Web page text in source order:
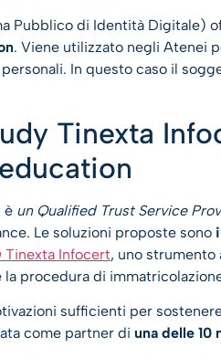
Pubblico di Identità Digitale)
. Viene utilizzato negli Atenei
In questo caso il
Tinexta
è un Qualified Trust Service
Le soluzioni proposte sono
Tinexta Infocert, uno strumento
procedura di
sufficienti per
come partner di una delle